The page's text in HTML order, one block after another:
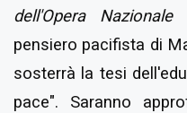
dell'Opera Nazionale
pensiero pacifista di
sosterrà la tesi
pace". Saranno